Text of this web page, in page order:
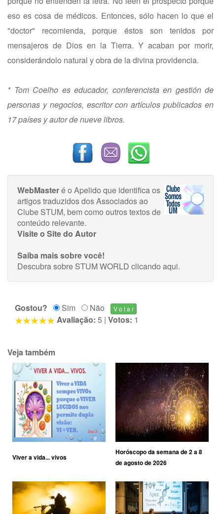
eso es cosa de médicos. Entonces, sólo hacen lo que el
"doctor" recomienda, porque éstos son tenidos por
mensajeros de Dios en la Tierra. Y acaban por morir,
considerándolo natural y obra de la divina providencia.
* Tom Coelho es educador, conferencista en gestión de
personas y negocios, escritor con artículos publicados en
17 países y autor de nueve libros.
WebMasteré o Apelido que identifica os
artigos traduzidos dos Associados ao
Clube STUM, bem como outros textos de
conteúdo relevante.
Visite o Site do Autor
Saiba mais sobre você!
Descubra sobre STUM WORLD clicando aqui.
Gostou? Sim
Não
Avaliação: 5 | Votos: 1
Veja também
Viver a vida... vivos
Horóscopo da semana de 2 a 8
de agosto de 2026